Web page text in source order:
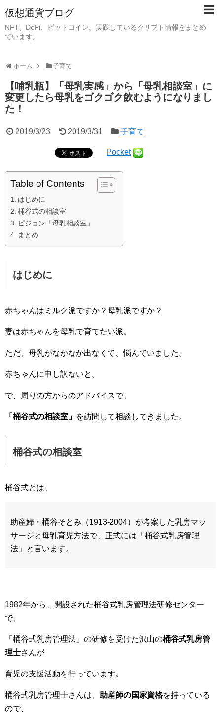
仮想通貨ブログ
NFT、DeFi、ビットコイン。実践しているクリプト情報をまとめ
ています。
ホーム 子育て
【哺乳瓶】「母乳実感」から「母乳相談室」に
変更したら母乳をゴクゴク飲むようになりまし
た！
2019/3/23 2019/3/31 子育て
Pocket
Table of Contents
はじめに
桶谷式の相談室
ピジョン「母乳相談室」
まとめ
はじめに
赤ちゃんはミルク派ですか？母乳派ですか？
妻は赤ちゃんを母乳で育てたい派。
ただ、母乳がなかなか出なくて、悩んでいました。
赤ちゃんに申し訳ないと。
で、周りの方からのアドバイスで、
「桶谷式の相談室」 を訪問して相談してきました。
桶谷式の相談室
桶谷式とは、
助産婦・桶谷そとみ（1913-2004）が考案した乳房マッ
サージと母乳育児方法で、正式には「桶谷式乳房管理
法」と言います。
1982年から、開設された桶谷式乳房管理法研修センター
で、
「桶谷式乳房管理法」の研修を受けた沢山の桶谷式乳房管
理士さんが
育児の支援活動を行っています。
桶谷式乳房管理士さんは、 助産師の国家資格を持っている
ので、